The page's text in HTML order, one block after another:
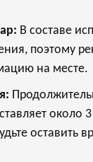
В составе
поэтому
на месте.
около
оставить